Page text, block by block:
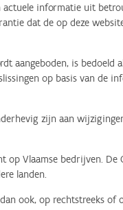
actuele informatie uit
dat de op deze
aangeboden, is bedoeld
op basis van de
zijn aan
Vlaamse bedrijven.
landen.
ook, op rechtstreeks of